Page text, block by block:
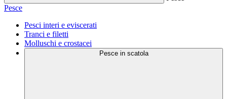
Pesce
Pesci interi e eviscerati
Tranci e filetti
Molluschi e crostacei
Pesce in scatola